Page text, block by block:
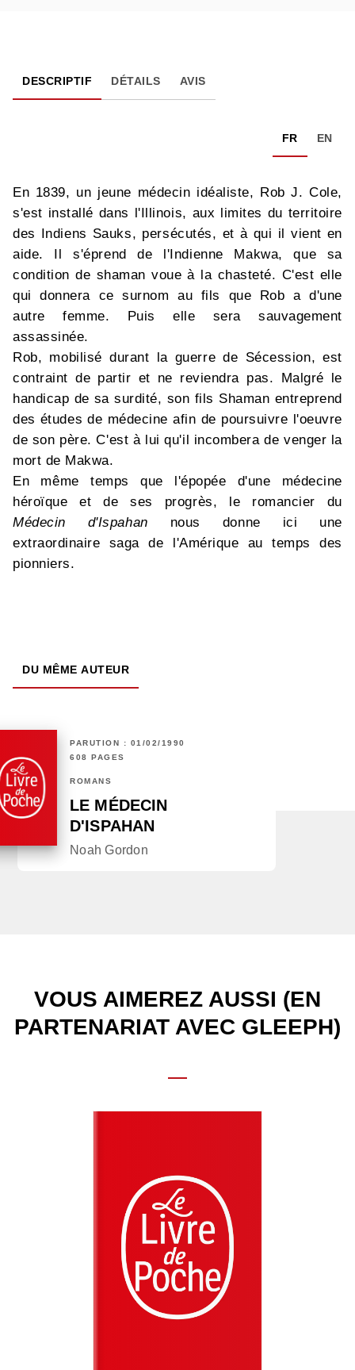
DESCRIPTIF DÉTAILS AVIS
FR EN
En 1839, un jeune médecin idéaliste, Rob J. Cole,
s'est installé dans l'Illinois, aux limites du territoire
des Indiens Sauks, persécutés, et à qui il vient en
aide. Il s'éprend de l'Indienne Makwa, que sa
condition de shaman voue à la chasteté. C'est elle
qui donnera ce surnom au fils que Rob a d'une
autre femme. Puis elle sera sauvagement
assassinée.
Rob, mobilisé durant la guerre de Sécession, est
contraint de partir et ne reviendra pas. Malgré le
handicap de sa surdité, son fils Shaman entreprend
des études de médecine afin de poursuivre l'oeuvre
de son père. C'est à lui qu'il incombera de venger la
mort de Makwa.
En même temps que l'épopée d'une médecine
héroïque et de ses progrès, le romancier du
Médecin d'Ispahan nous donne ici une
extraordinaire saga de l'Amérique au temps des
pionniers.
DU MÊME AUTEUR
PARUTION : 01/02/1990
608 PAGES
ROMANS
LE MÉDECIN
D'ISPAHAN
Noah Gordon
VOUS AIMEREZ AUSSI (EN
PARTENARIAT AVEC GLEEPH)